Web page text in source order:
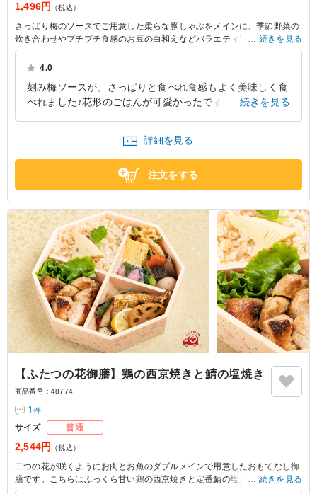
1,496円 （税込）
さっぱり梅のソースでご用意した柔らな豚しゃぶをメインに、季節野菜の
炊き合わせやプチプチ食感のお豆の白和えなどバラエティ豊かなラインナ
ップで満足いただけること間違いなしのお弁当です。うれしいプチデザー
トの桜小餅も入っています
続きを見る
4.0
刻み梅ソースが、さっぱりと食べれ食感もよく美味しく食
べれました♪花形のごはんが可愛かったです。副菜の種類
東京都中央区新川2024/08/06
続きを見る
詳細を見る
注文をする
【ふたつの花御膳】鶏の西京焼きと鯖の塩焼き
商品番号： 48774
1件
サイズ 普通
2,544円 （税込）
二つの花が咲くようにお肉とお魚のダブルメインで用意したおもてなし御
膳です。こちらはふっくら甘い鶏の西京焼きと定番鯖の塩焼きの組み合わ
せです。バリエーション豊富な副菜とうれしいプチデザートも入り満足い
続きを見る